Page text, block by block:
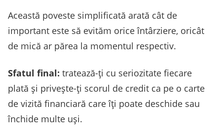
Această poveste simplificată arată cât de
important este să evităm orice întârziere, oricât
de mică ar părea la momentul respectiv.
Sfatul final: tratează-ți cu seriozitate fiecare
plată și privește-ți scorul de credit ca pe o carte
de vizită financiară care îți poate deschide sau
închide multe uși.